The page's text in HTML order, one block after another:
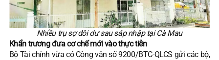
Nhiều trụ sợ dôi dư sau sáp nhập tại Cà Mau
Khẩn trương đưa cơ chế mới vào thực tiễn
Bộ Tài chính vừa có Công văn số 9200/BTC-QLCS gửi các bộ,